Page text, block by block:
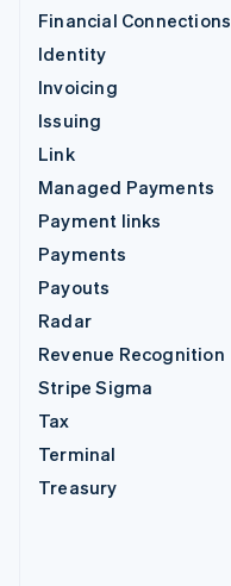
Financial Connections
Identity
Invoicing
Issuing
Link
Managed Payments
Payment links
Payments
Payouts
Radar
Revenue Recognition
Stripe Sigma
Tax
Terminal
Treasury